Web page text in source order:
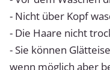
- Nicht über Kopf
- Die Haare nicht
- Sie können
wenn möglich aber